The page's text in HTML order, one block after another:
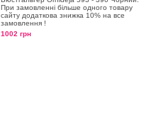
При замовленні більше одного товару
сайту додаткова знижка 10% на все
замовлення !
1002 грн